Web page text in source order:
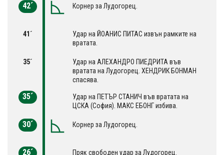
42´ Корнер за Лудогорец.
41´
Удар на ЙОАНИС ПИТАС извън рамките на
вратата.
35´
Удар на АЛЕХАНДРО ПИЕДРИТА във
вратата на Лудогорец. ХЕНДРИК БОНМАН
спасява.
35´
Удар на ПЕТЪР СТАНИЧ във вратата на
ЦСКА (София). МАКС ЕБОНГ избива.
30´ Корнер за Лудогорец.
26´ Пряк свободен удар за Лудогорец.